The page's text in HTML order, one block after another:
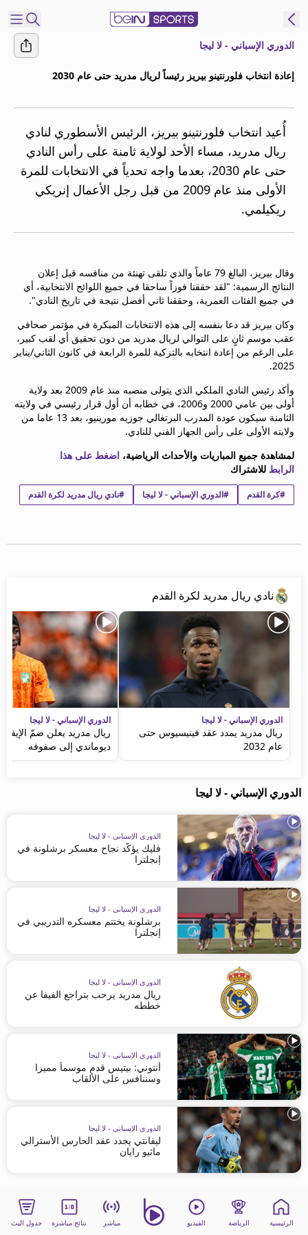
النسخة
MENA
إدارة
التنبيهات
انضم
الإخبارية
اتصل بنا
beIN CONNECT
beIN MEDIA GROUP
ترددات beIN SPORTS
الأسئلة الأكثر شيوعاً
دليل التلفاز
احصل على beIN
معلومات عن هذا الموقع
الدوري الإسباني - لا ليجا
إعادة انتخاب فلورنتينو بيريز رئيساً لريال مدريد حتى عام 2030
أُعيد انتخاب فلورنتينو بيريز، الرئيس الأسطوري لنادي
ريال مدريد، مساء الأحد لولاية ثامنة على رأس النادي
حتى عام 2030، بعدما واجه تحدياً في الانتخابات للمرة
الأولى منذ عام 2009 من قبل رجل الأعمال إنريكي
ريكيلمي.
وقال بيريز، البالغ 79 عاماً والذي تلقى تهنئة من منافسه قبل إعلان
النتائج الرسمية: "لقد حققنا فوزاً ساحقا في جميع اللوائح الانتخابية، أي
في جميع الفئات العمرية، وحققنا ثاني أفضل نتيجة في تاريخ النادي".
وكان بيريز قد دعا بنفسه إلى هذه الانتخابات المبكرة في مؤتمر صحافي
عقب موسم ثانٍ على التوالي لريال مدريد من دون تحقيق أي لقب كبير،
على الرغم من إعادة انتخابه بالتزكية للمرة الرابعة في كانون الثاني/يناير
2025.
وأكد رئيس النادي الملكي الذي يتولى منصبه منذ عام 2009 بعد ولاية
أولى بين عامي 2000 و2006، في خطابه أن أول قرار رئيسي في ولايته
الثامنة سيكون عودة المدرب البرتغالي جوزيه مورينيو، بعد 13 عاما من
ولايته الأولى على رأس الجهاز الفني للنادي.
لمشاهدة جميع المباريات والأحداث الرياضية، اضغط على هذا
الرابط للاشتراك
#كرة القدم #الدوري الإسباني - لا ليجا #نادي ريال مدريد لكرة القدم
نادي ريال مدريد لكرة القدم
الدوري الإسباني - لا ليجا
ريال مدريد يمدد عقد فينيسيوس حتى
عام 2032
الدوري الإسباني - لا ليجا
ريال مدريد يعلن ضمّ
ديوماندي إلى صفوفه
الدوري الإسباني - لا ليجا
الدوري الإسباني - لا ليجا
فليك يؤكّد نجاح معسكر برشلونة في
إنجلترا
الدوري الإسباني - لا ليجا
برشلونة يختتم معسكره التدريبي في
إنجلترا
الدوري الإسباني - لا ليجا
ريال مدريد يرحب بتراجع الفيفا عن
خططه
الدوري الإسباني - لا ليجا
أنتوني: بيتيس قدم موسماً مميزا
وسننافس على الألقاب
الدوري الإسباني - لا ليجا
ليفانتي يجدد عقد الحارس الأسترالي
ماثيو رايان
الرئيسية الرياضة الفيديو مباشر نتائج مباشرة جدول البث